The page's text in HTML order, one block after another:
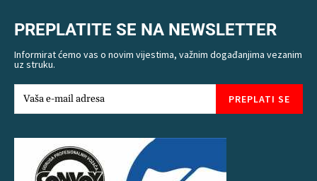
PREPLATITE SE NA NEWSLETTER
Informirat ćemo vas o novim vijestima, važnim događanjima vezanim
uz struku.
PREPLATI SE